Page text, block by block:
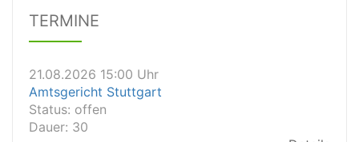
TERMINE
21.08.2026 15:00 Uhr
Status:offen
Dauer: 30
21.08.2026 14:30 Uhr